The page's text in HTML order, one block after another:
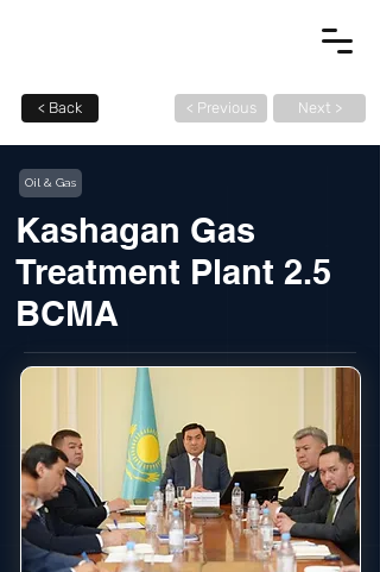
< Back < Previous Next >
Oil & Gas
Kashagan Gas
Treatment Plant 2.5
BCMA